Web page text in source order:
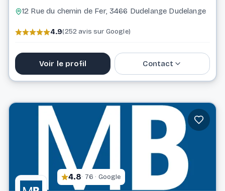
12 Rue du chemin de Fer, 3466 Dudelange Dudelange
4.9(252 avis sur Google)
Voir le profil Contact
keeweemove@gmail.com
Website
4.8· 76 · Google